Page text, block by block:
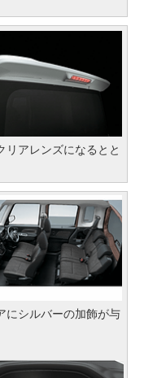
リアレンズになるとと
にシルバーの加飾が与